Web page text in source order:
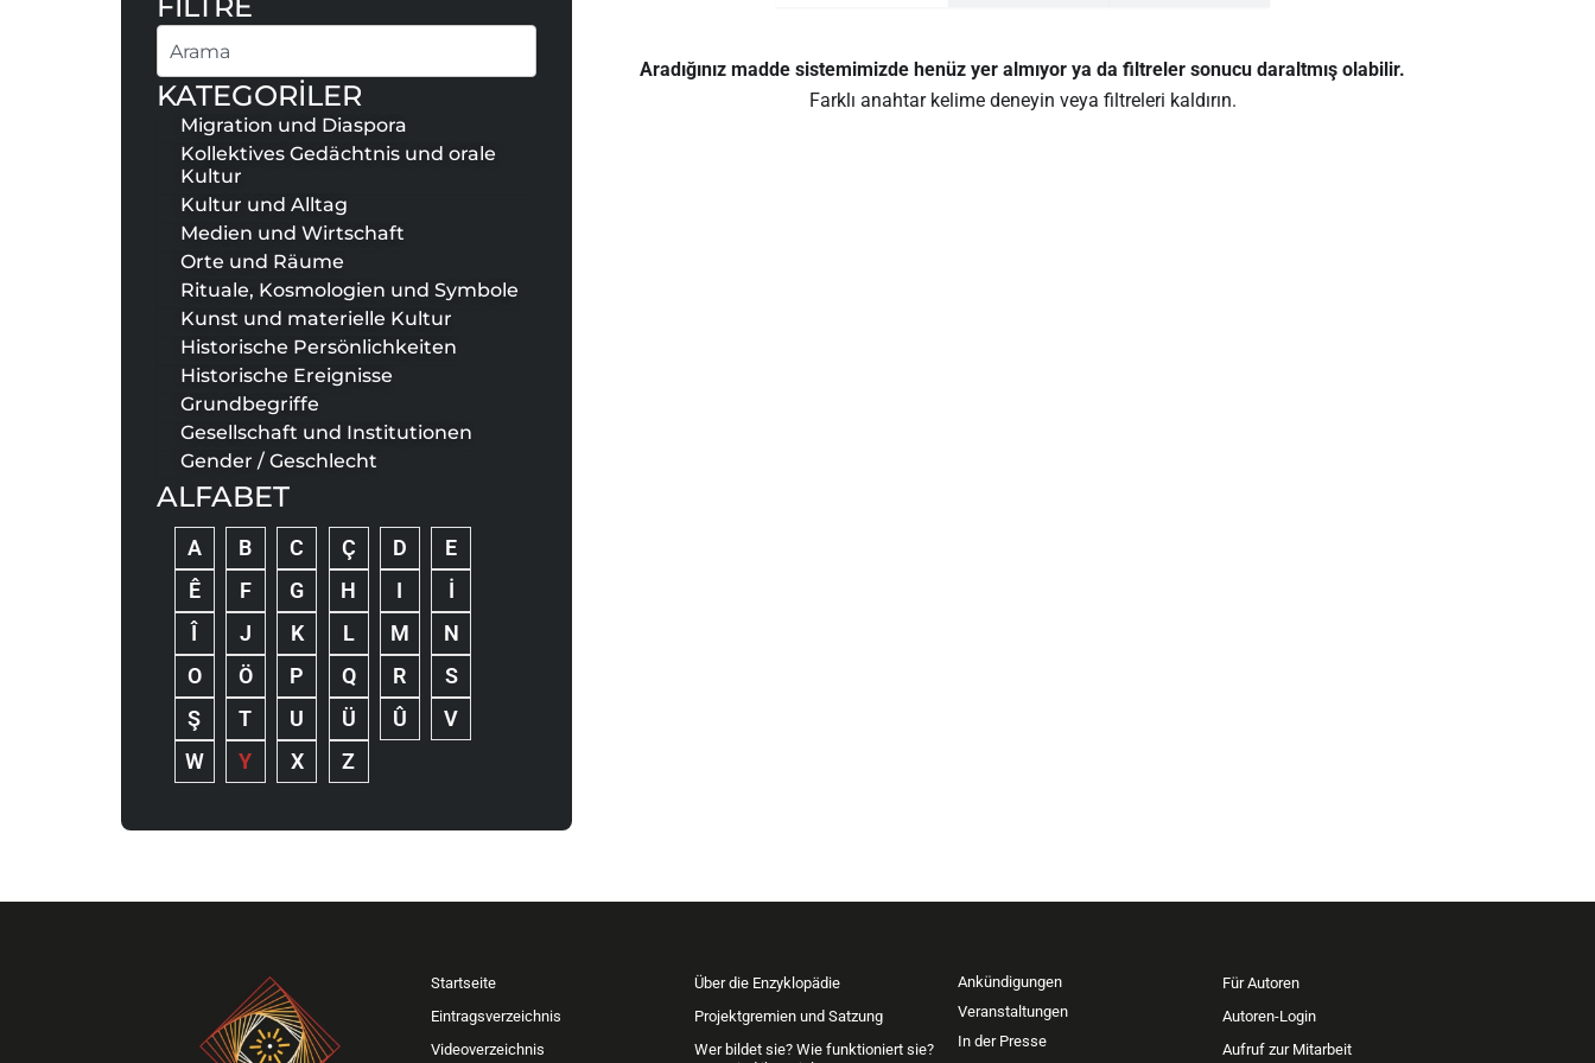
KATEGORİLER
Migration und Diaspora
Kollektives Gedächtnis und orale
Kultur
Kultur und Alltag
Medien und Wirtschaft
Orte und Räume
Rituale, Kosmologien und Symbole
Kunst und materielle Kultur
Historische Persönlichkeiten
Historische Ereignisse
Grundbegriffe
Gesellschaft und Institutionen
Gender / Geschlecht
ALFABET
A B C Ç D
E
Ê
F G H I
İ
Î
J K L M
N
O
Ö P Q R
S
Ş
T U Ü Û
V
W
Y X Z
Aradığınız madde sistemimizde henüz yer almıyor ya da filtreler sonucu daraltmış olabilir.
Farklı anahtar kelime deneyin veya filtreleri kaldırın.
Startseite
Eintragsverzeichnis
Videoverzeichnis
Über die Enzyklopädie
Projektgremien und Satzung
Wer bildet sie? Wie funktioniert sie?
Ankündigungen
Veranstaltungen
In der Presse
Für Autoren
Autoren-Login
Aufruf zur Mitarbeit